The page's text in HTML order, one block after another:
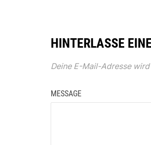
HINTERLASSE
Deine E-Mail-Adresse
MESSAGE